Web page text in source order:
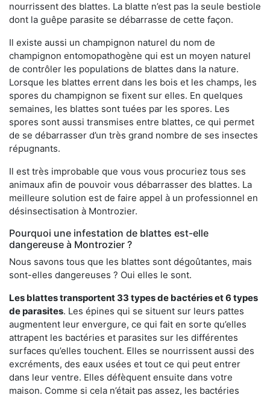
nourrissent des blattes. La blatte n’est pas la seule bestiole
dont la guêpe parasite se débarrasse de cette façon.
Il existe aussi un champignon naturel du nom de
champignon entomopathogène qui est un moyen naturel
de contrôler les populations de blattes dans la nature.
Lorsque les blattes errent dans les bois et les champs, les
spores du champignon se fixent sur elles. En quelques
semaines, les blattes sont tuées par les spores. Les
spores sont aussi transmises entre blattes, ce qui permet
de se débarrasser d’un très grand nombre de ses insectes
répugnants.
Il est très improbable que vous vous procuriez tous ses
animaux afin de pouvoir vous débarrasser des blattes. La
meilleure solution est de faire appel à un professionnel en
désinsectisation à Montrozier.
Pourquoi une infestation de blattes est-elle
dangereuse à Montrozier ?
Nous savons tous que les blattes sont dégoûtantes, mais
sont-elles dangereuses ? Oui elles le sont.
Les blattes transportent 33 types de bactéries et 6 types
de parasites. Les épines qui se situent sur leurs pattes
augmentent leur envergure, ce qui fait en sorte qu’elles
attrapent les bactéries et parasites sur les différentes
surfaces qu’elles touchent. Elles se nourrissent aussi des
excréments, des eaux usées et tout ce qui peut entrer
dans leur ventre. Elles défèquent ensuite dans votre
maison. Comme si cela n’était pas assez, les bactéries